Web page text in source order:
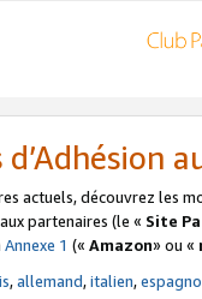
actuels, découvrez les
partenaires (le « Site
Annexe 1 (« Amazon» ou «
,allemand,italien,